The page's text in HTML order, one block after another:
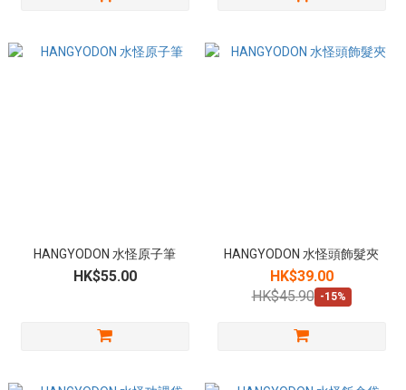
HANGYODON 水怪原子筆
HK$55.00
HANGYODON 水怪頭飾髮夾
HK$39.00
HK$45.90 -15%